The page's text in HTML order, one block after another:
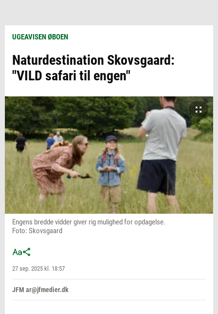
UGEAVISEN ØBOEN
Naturdestination Skovsgaard:
"VILD safari til engen"
Engens bredde vidder giver rig mulighed for opdagelse.
Foto: Skovsgaard
27 sep. 2025 kl. 18:57
JFM ar@jfmedier.dk